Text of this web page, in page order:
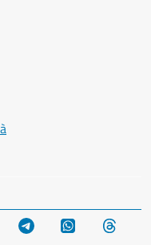
LinkedIn Telegram WhatsApp